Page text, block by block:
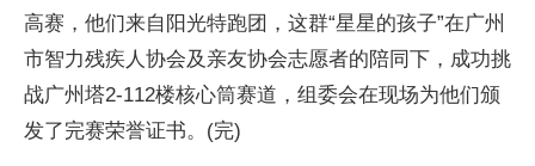
高赛，他们来自阳光特跑团，这群“星星的孩子”在广州
市智力残疾人协会及亲友协会志愿者的陪同下，成功挑
战广州塔2-112楼核心筒赛道，组委会在现场为他们颁
发了完赛荣誉证书。(完)